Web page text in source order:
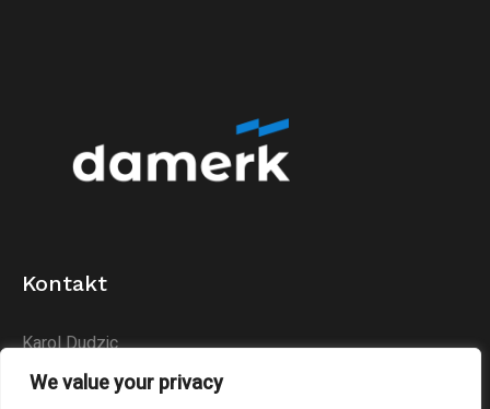
We value your privacy
Kontakt
Karol Dudzic
Huta Podłysica 24B
26-004 Bieliny